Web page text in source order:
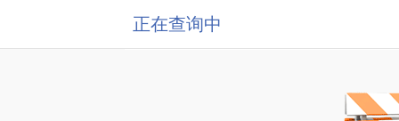
正在查询中